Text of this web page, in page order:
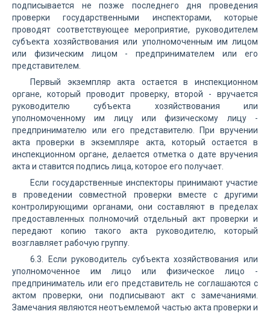
подписывается не позже последнего дня проведения
проверки государственными инспекторами, которые
проводят соответствующее мероприятие, руководителем
субъекта хозяйствования или уполномоченным им лицом
или физическим лицом - предпринимателем или его
представителем.
Первый экземпляр акта остается в инспекционном
органе, который проводит проверку, второй - вручается
руководителю субъекта хозяйствования или
уполномоченному им лицу или физическому лицу -
предпринимателю или его представителю. При вручении
акта проверки в экземпляре акта, который остается в
инспекционном органе, делается отметка о дате вручения
акта и ставится подпись лица, которое его получает.
Если государственные инспекторы принимают участие
в проведении совместной проверки вместе с другими
контролирующими органами, они составляют в пределах
предоставленных полномочий отдельный акт проверки и
передают копию такого акта руководителю, который
возглавляет рабочую группу.
6.3. Если руководитель субъекта хозяйствования или
уполномоченное им лицо или физическое лицо -
предприниматель или его представитель не соглашаются с
актом проверки, они подписывают акт с замечаниями.
Замечания являются неотъемлемой частью акта проверки и